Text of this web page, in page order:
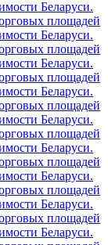
Беларуси.
площадей
Беларуси.
площадей
Беларуси.
площадей
Беларуси.
площадей
Беларуси.
площадей
Беларуси.
площадей
Беларуси.
площадей
Беларуси.
площадей
Беларуси.